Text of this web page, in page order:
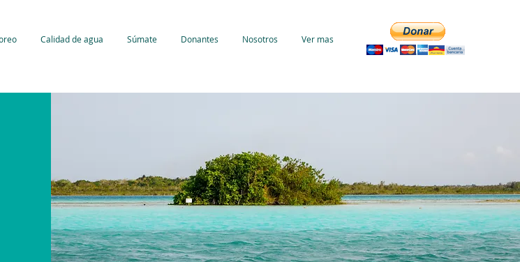
Calidad de agua Súmate Donantes Nosotros Ver mas